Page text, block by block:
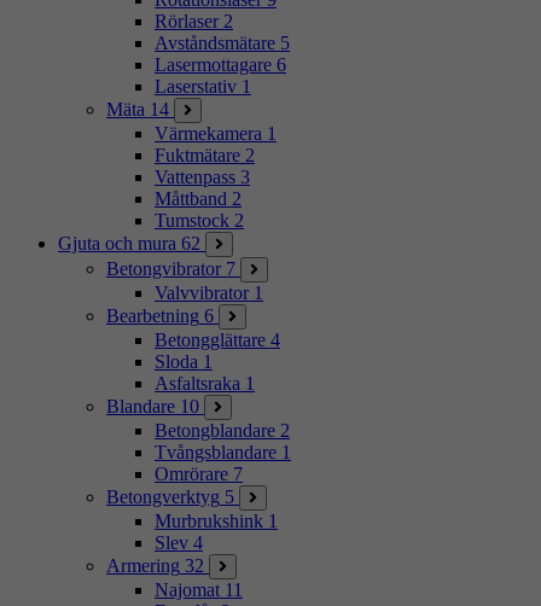
Rörlaser 2
Avståndsmätare 5
Lasermottagare 6
Laserstativ 1
Mäta 14
Värmekamera 1
Fuktmätare 2
Vattenpass 3
Måttband 2
Tumstock 2
Gjuta och mura 62
Betongvibrator 7
Valvvibrator 1
Bearbetning 6
Betongglättare 4
Sloda 1
Asfaltsraka 1
Blandare 10
Betongblandare 2
Tvångsblandare 1
Omrörare 7
Betongverktyg 5
Murbrukshink 1
Slev 4
Armering 32
Najomat 11